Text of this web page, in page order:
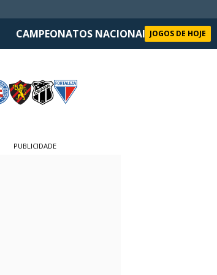
CAMPEONATOS NACIONAIS SELEÇÃO
JOGOS DE HOJE
PUBLICIDADE